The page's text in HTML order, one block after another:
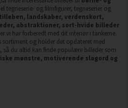
tegneserie- og filmfigurer, tegneserier og
landskaber, verdenskort,
abstraktioner, sort-hvide billeder
vi har forberedt med dit interiør i tankerne.
og holder det opdateret med
så du altid kan finde populære billeder som
mønstre, motiverende slagord og